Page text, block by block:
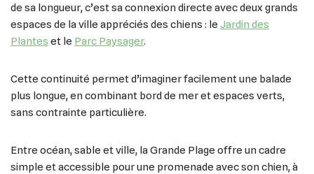
de sa longueur, c’est sa connexion directe avec deux grands
espaces de la ville appréciés des chiens : le Jardin des
Plantes et le Parc Paysager.
Cette continuité permet d’imaginer facilement une balade
plus longue, en combinant bord de mer et espaces verts,
sans contrainte particulière.
Entre océan, sable et ville, la Grande Plage offre un cadre
simple et accessible pour une promenade avec son chien, à